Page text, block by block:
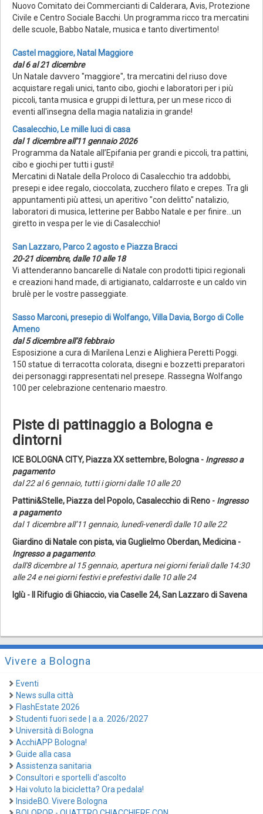
Nuovo Comitato dei Commercianti di Calderara, Avis, Protezione
Civile e Centro Sociale Bacchi. Un programma ricco tra mercatini
delle scuole, Babbo Natale, musica e tanto divertimento!
Castel maggiore, Natal Maggiore
dal 6 al 21 dicembre
Un Natale davvero "maggiore", tra mercatini del riuso dove
acquistare regali unici, tanto cibo, giochi e laboratori per i più
piccoli, tanta musica e gruppi di lettura, per un mese ricco di
eventi all'insegna della magia natalizia in grande!
Casalecchio, Le mille luci di casa
dal 1 dicembre all'11 gennaio 2026
Programma da Natale all’Epifania per grandi e piccoli, tra pattini,
cibo e giochi per tutti i gusti!
Mercatini di Natale della Proloco di Casalecchio tra addobbi,
presepi e idee regalo, cioccolata, zucchero filato e crepes. Tra gli
appuntamenti più attesi, un aperitivo "con delitto" natalizio,
laboratori di musica, letterine per Babbo Natale e per finire...un
giretto in vespa per le vie di Casalecchio!
San Lazzaro, Parco 2 agosto e Piazza Bracci
20-21 dicembre, dalle 10 alle 18
Vi attenderanno bancarelle di Natale con prodotti tipici regionali
e creazioni hand made, di artigianato, caldarroste e un caldo vin
brulè per le vostre passeggiate.
Sasso Marconi, presepio di Wolfango, Villa Davia, Borgo di Colle
Ameno
dal 5 dicembre all’8 febbraio
Esposizione a cura di Marilena Lenzi e Alighiera Peretti Poggi.
150 statue di terracotta colorata, disegni e bozzetti preparatori
dei personaggi rappresentati nel presepe. Rassegna Wolfango
100 per celebrazione centenario maestro.
Piste di pattinaggio a Bologna e
dintorni
ICE BOLOGNA CITY, Piazza XX settembre, Bologna - Ingresso a
pagamento
dal 22 al 6 gennaio, tutti i giorni dalle 10 alle 20
Pattini&Stelle, Piazza del Popolo, Casalecchio di Reno - Ingresso
a pagamento
dal 1 dicembre all’11 gennaio, lunedì-venerdì dalle 10 alle 22
Giardino di Natale con pista, via Guglielmo Oberdan, Medicina -
Ingresso a pagamento.
dall'8 dicembre al 15 gennaio, apertura nei giorni feriali dalle 14:30
alle 24 e nei giorni festivi e prefestivi dalle 10 alle 24
Iglù - Il Rifugio di Ghiaccio, via Caselle 24, San Lazzaro di Savena
Vivere a Bologna
Eventi
News sulla città
FlashEstate 2026
Studenti fuori sede | a.a. 2026/2027
Università di Bologna
AcchiAPP Bologna!
Guide alla casa
Assistenza sanitaria
Consultori e sportelli d'ascolto
Hai voluto la bicicletta? Ora pedala!
InsideBO. Vivere Bologna